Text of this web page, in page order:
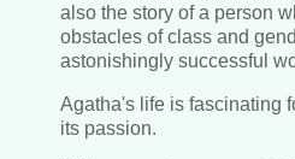
also the story of a person
obstacles of class and
astonishingly successful
Agatha's life is fascinating
its passion.